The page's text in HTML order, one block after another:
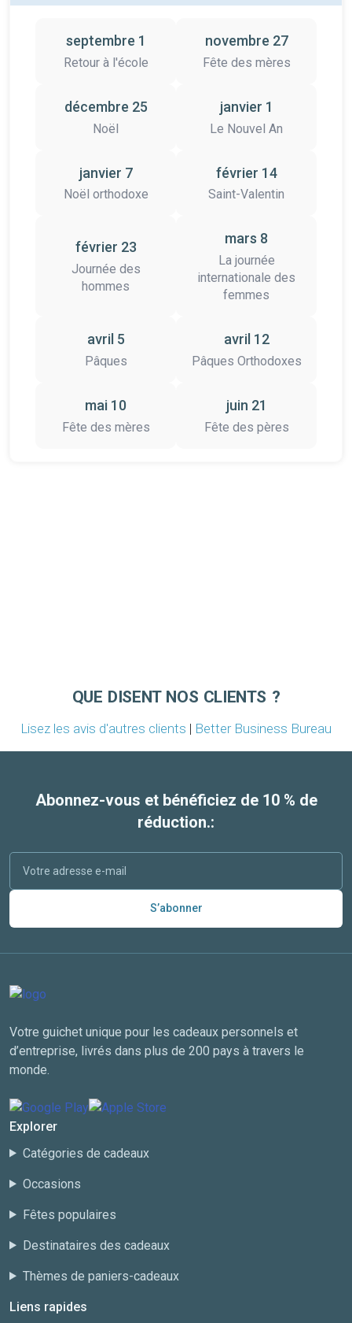
septembre 1
Retour à l'école
novembre 27
Fête des mères
décembre 25
Noël
janvier 1
Le Nouvel An
janvier 7
Noël orthodoxe
février 14
Saint-Valentin
février 23
Journée des
hommes
mars 8
La journée
internationale des
femmes
avril 5
Pâques
avril 12
Pâques Orthodoxes
mai 10
Fête des mères
juin 21
Fête des pères
QUE DISENT NOS CLIENTS ?
Lisez les avis d'autres clients | Better Business Bureau
Abonnez-vous et bénéficiez de 10 % de
réduction.:
S’abonner
Votre guichet unique pour les cadeaux personnels et
d’entreprise, livrés dans plus de 200 pays à travers le
monde.
Explorer
Catégories de cadeaux
Occasions
Fêtes populaires
Destinataires des cadeaux
Thèmes de paniers-cadeaux
Liens rapides